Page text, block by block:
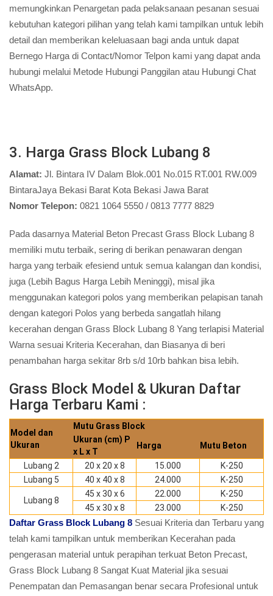
memungkinkan Penargetan pada pelaksanaan pesanan sesuai
kebutuhan kategori pilihan yang telah kami tampilkan untuk lebih
detail dan memberikan keleluasaan bagi anda untuk dapat
Bernego Harga di Contact/Nomor Telpon kami yang dapat anda
hubungi melalui Metode Hubungi Panggilan atau Hubungi Chat
WhatsApp.
3. Harga Grass Block Lubang 8
Alamat: Jl. Bintara IV Dalam Blok.001 No.015 RT.001 RW.009
BintaraJaya Bekasi Barat Kota Bekasi Jawa Barat
Nomor Telepon: 0821 1064 5550 / 0813 7777 8829
Pada dasarnya Material Beton Precast Grass Block Lubang 8
memiliki mutu terbaik, sering di berikan penawaran dengan
harga yang terbaik efesiend untuk semua kalangan dan kondisi,
juga (Lebih Bagus Harga Lebih Meninggi), misal jika
menggunakan kategori polos yang memberikan pelapisan tanah
dengan kategori Polos yang berbeda sangatlah hilang
kecerahan dengan Grass Block Lubang 8 Yang terlapisi Material
Warna sesuai Kriteria Kecerahan, dan Biasanya di beri
penambahan harga sekitar 8rb s/d 10rb bahkan bisa lebih.
Grass Block Model & Ukuran Daftar
Harga Terbaru Kami :
Model dan
Ukuran
Mutu Grass Block
Ukuran (cm) P
x L x T
Harga Mutu Beton
Lubang 2 20 x 20 x 8 15.000
K-250
Lubang 5
40 x 40 x 8 24.000 K-250
Lubang 8
45 x 30 x 6 22.000
K-250
45 x 30 x 8
23.000 K-250
Daftar Grass Block Lubang 8 Sesuai Kriteria dan Terbaru yang
telah kami tampilkan untuk memberikan Kecerahan pada
pengerasan material untuk perapihan terkuat Beton Precast,
Grass Block Lubang 8 Sangat Kuat Material jika sesuai
Penempatan dan Pemasangan benar secara Profesional untuk